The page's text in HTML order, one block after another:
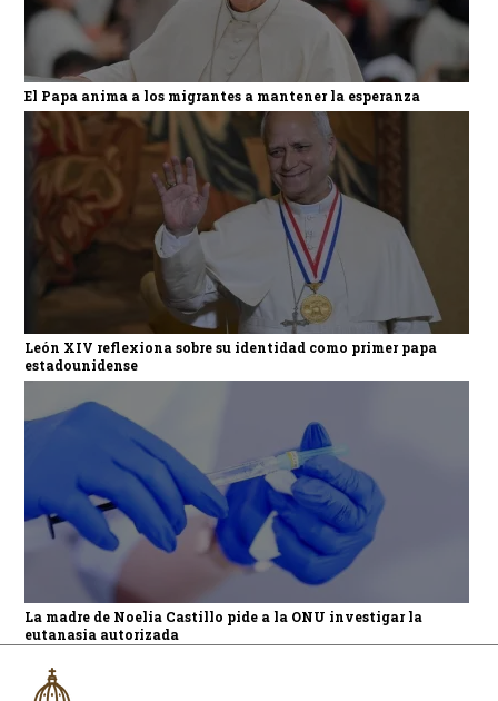
El Papa anima a los migrantes a mantener la esperanza
León XIV reflexiona sobre su identidad como primer papa
estadounidense
La madre de Noelia Castillo pide a la ONU investigar la
eutanasia autorizada